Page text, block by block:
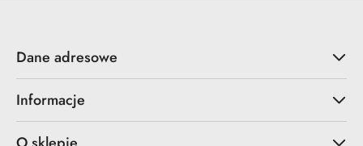
Dane adresowe
Informacje